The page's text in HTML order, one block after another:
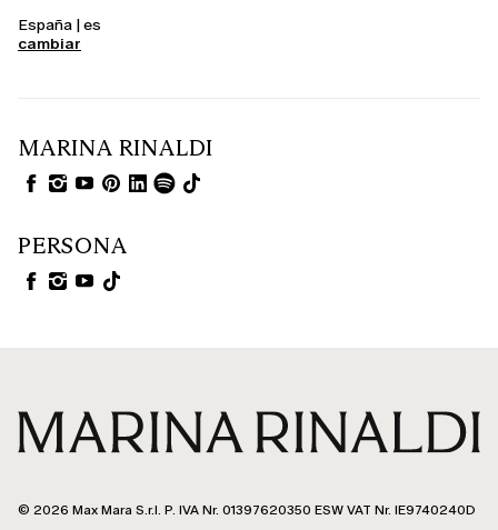
España | es
cambiar
MARINA RINALDI
PERSONA
© 2026 Max Mara S.r.l. P. IVA Nr. 01397620350 ESW VAT Nr. IE9740240D